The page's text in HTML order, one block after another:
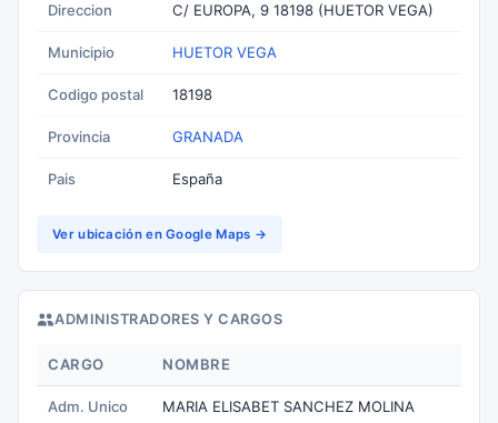
Direccion C/ EUROPA, 9 18198 (HUETOR VEGA)
Municipio HUETOR VEGA
Codigo postal 18198
Provincia GRANADA
Pais España
Ver ubicación en Google Maps →
ADMINISTRADORES Y CARGOS
CARGO NOMBRE
Adm. Unico MARIA ELISABET SANCHEZ MOLINA